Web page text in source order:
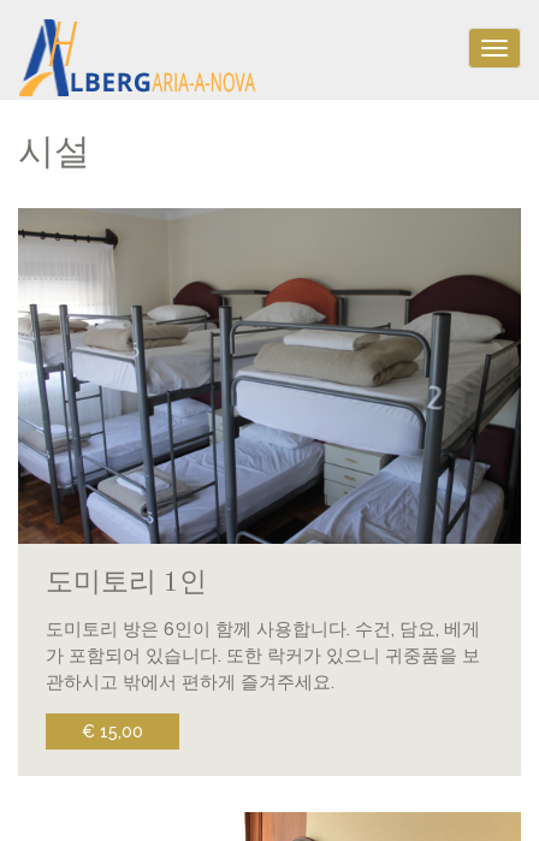
시설
도미토리 1인
도미토리 방은 6인이 함께 사용합니다. 수건, 담요, 베게
가 포함되어 있습니다. 또한 락커가 있으니 귀중품을 보
관하시고 밖에서 편하게 즐겨주세요.
€ 15,00